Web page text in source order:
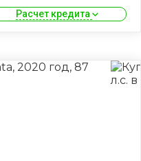
Расчет кредита